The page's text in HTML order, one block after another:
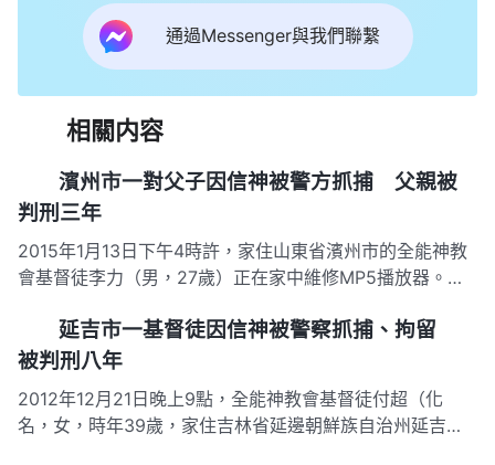
通過Messenger與我們聯繫
相關内容
濱州市一對父子因信神被警方抓捕 父親被
判刑三年
2015年1月13日下午4時許，家住山東省濱州市的全能神教
會基督徒李力（男，27歲）正在家中維修MP5播放器。李
老年基督徒劉海（男，77歲）（均化名）在屋內聚會。因
惡人盯梢並舉報，國保大隊兩名警察夥同當地派出所所長、
延吉市一基督徒因信神被警察抓捕、拘留
被判刑八年
2012年12月21日晚上9點，全能神教會基督徒付超（化
名，女，時年39歲，家住吉林省延邊朝鮮族自治州延吉